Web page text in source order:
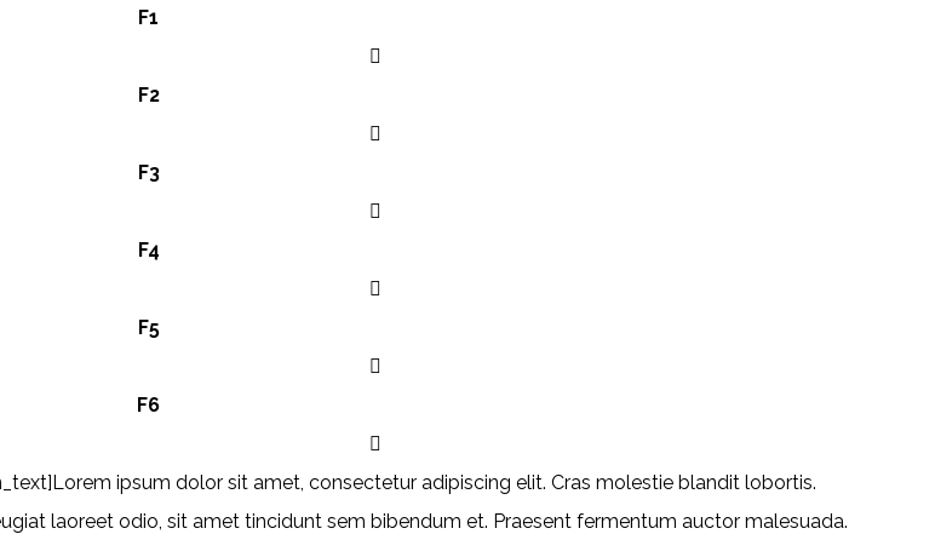
ipsum dolor sit amet, consectetur adipiscing elit. Cras molestie blandit lobortis.
laoreet odio, sit amet tincidunt sem bibendum et. Praesent fermentum auctor malesuada.